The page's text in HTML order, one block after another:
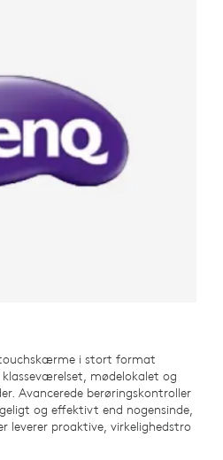
i stort format
mødelokalet og
Avancerede berøringskontroller
og effektivt end nogensinde,
leverer proaktive, virkelighedstro